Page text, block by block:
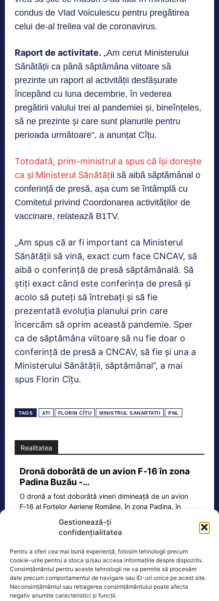
Gestionează-ți
confidențialitatea
Pentru a oferi cea mai bună experiență, folosim tehnologii precum
cookie-urile pentru a stoca și/sau accesa informațiile despre dispozitiv.
Consimțământul pentru aceste tehnologii ne va permite să procesăm
date precum comportamentul de navigare sau ID-uri unice pe acest site.
Neconsimțământul sau retragerea consimțământului poate afecta
negativ anumite caracteristici și funcții.
condus de Vlad Voiculescu pentru pregătirea
celui de-al treilea val de coronavirus.
Raport de activitate. „Am cerut Ministerului
Sănătății ca până săptămâna viitoare să
prezinte un raport al activității desfășurate
începând cu luna decembrie, în vederea
pregătirii valului trei al pandemiei și, bineînțeles,
să ne prezinte și care sunt planurile pentru
perioada următoare”, a anunțat Cîțu.
Totodată, prim-ministrul a spus că își dorește
ca și Ministerul Sănătății să aibă săptămânal o
conferință de presă, așa cum se întâmplă cu
Comitetul privind Coordonarea activităților de
vaccinare, relatează B1TV.
„Am spus că ar fi important ca Ministerul
Sănătății să vină, exact cum face CNCAV, să
aibă o conferință de presă săptămânală. Să
știți exact când este conferința de presă și
acolo să puteți să întrebați și să fie
prezentată evoluția planului prin care
încercăm să oprim această pandemie. Sper
ca de săptămâna viitoare să nu fie doar o
conferință de presă a CNCAV, să fie și una a
Ministerului Sănătății, săptămânal”, a mai
spus Florin Cîțu.
TAGS ATI FLORIN CÎȚU MINISTRUL SANARTATII PNL
Realitatea
Dronă doborâtă de un avion F‑16 în zona
Padina Buzău -…
O dronă a fost doborâtă vineri dimineață de un avion
F‑16 al Forțelor Aeriene Române, în zona Padina, în
Ecopolitic
Călin Georgescu: Din momentul 6
decembrie 2024 nu mai este „piatră…